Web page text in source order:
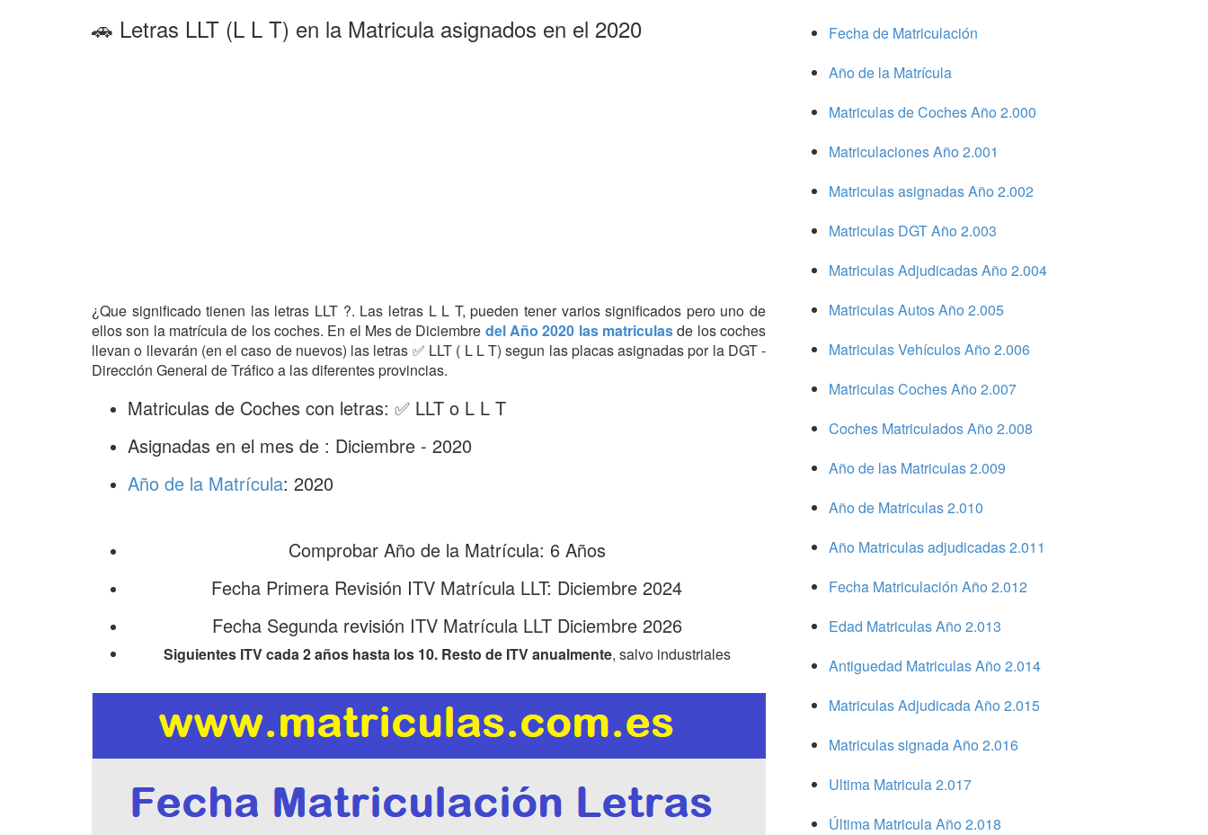
🚗 Letras LLT (L L T) en la Matricula asignados en el 2020
¿Que significado tienen las letras LLT ?. Las letras L L T, pueden tener varios significados pero uno de
ellos son la matrícula de los coches. En el Mes de Diciembre del Año 2020 las matriculasde los coches
llevan o llevarán (en el caso de nuevos) las letras ✅ LLT ( L L T) segun las placas asignadas por la DGT -
Dirección General de Tráfico a las diferentes provincias.
Matriculas de Coches con letras: ✅ LLT o L L T
Asignadas en el mes de : Diciembre - 2020
Año de la Matrícula: 2020
Comprobar Año de la Matrícula: 6 Años
Fecha Primera Revisión ITV Matrícula LLT: Diciembre 2024
Fecha Segunda revisión ITV Matrícula LLT Diciembre 2026
Siguientes ITV cada 2 años hasta los 10. Resto de ITV anualmente, salvo industriales
Fecha de Matriculación
Año de la Matrícula
Matriculas de Coches Año 2.000
Matriculaciones Año 2.001
Matriculas asignadas Año 2.002
Matriculas DGT Año 2.003
Matriculas Adjudicadas Año 2.004
Matriculas Autos Año 2.005
Matriculas Vehículos Año 2.006
Matriculas Coches Año 2.007
Coches Matriculados Año 2.008
Año de las Matriculas 2.009
Año de Matriculas 2.010
Año Matriculas adjudicadas 2.011
Fecha Matriculación Año 2.012
Edad Matriculas Año 2.013
Antiguedad Matriculas Año 2.014
Matriculas Adjudicada Año 2.015
Matriculas signada Año 2.016
Ultima Matricula 2.017
Última Matricula Año 2.018